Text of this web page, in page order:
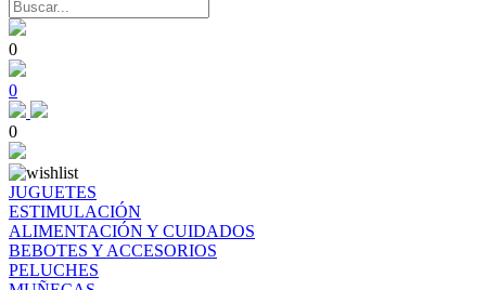
0
0
0
JUGUETES
ESTIMULACIÓN
ALIMENTACIÓN Y CUIDADOS
BEBOTES Y ACCESORIOS
PELUCHES